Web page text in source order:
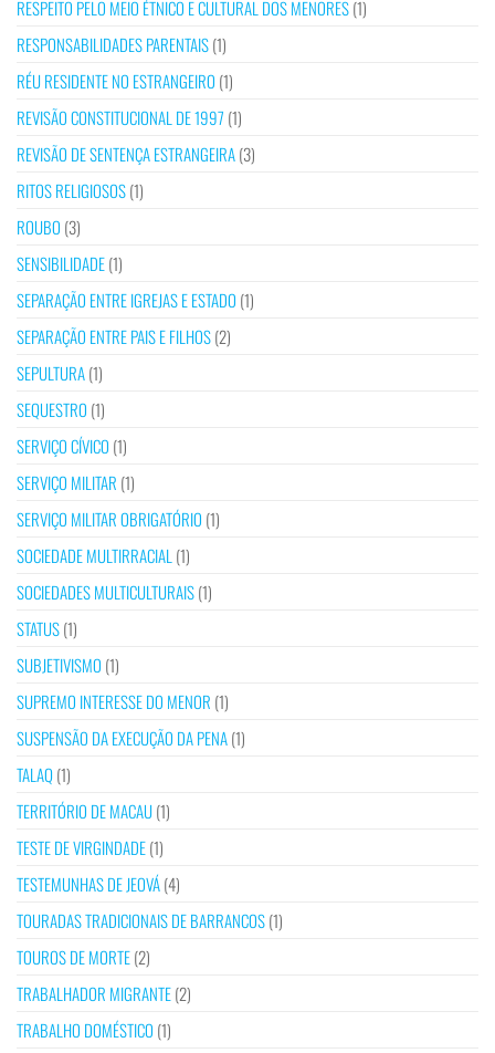
RESPEITO PELO MEIO ÉTNICO E CULTURAL DOS MENORES(1)
RESPONSABILIDADES PARENTAIS(1)
RÉU RESIDENTE NO ESTRANGEIRO (1)
REVISÃO CONSTITUCIONAL DE 1997 (1)
REVISÃO DE SENTENÇA ESTRANGEIRA(3)
RITOS RELIGIOSOS(1)
ROUBO (3)
SENSIBILIDADE(1)
SEPARAÇÃO ENTRE IGREJAS E ESTADO (1)
SEPARAÇÃO ENTRE PAIS E FILHOS(2)
SEPULTURA(1)
SEQUESTRO (1)
SERVIÇO CÍVICO (1)
SERVIÇO MILITAR (1)
SERVIÇO MILITAR OBRIGATÓRIO (1)
SOCIEDADE MULTIRRACIAL (1)
SOCIEDADES MULTICULTURAIS(1)
STATUS(1)
SUBJETIVISMO (1)
SUPREMO INTERESSE DO MENOR (1)
SUSPENSÃO DA EXECUÇÃO DA PENA(1)
TALAQ(1)
TERRITÓRIO DE MACAU(1)
TESTE DE VIRGINDADE(1)
TESTEMUNHAS DE JEOVÁ(4)
TOURADAS TRADICIONAIS DE BARRANCOS(1)
TOUROS DE MORTE(2)
TRABALHADOR MIGRANTE(2)
TRABALHO DOMÉSTICO (1)